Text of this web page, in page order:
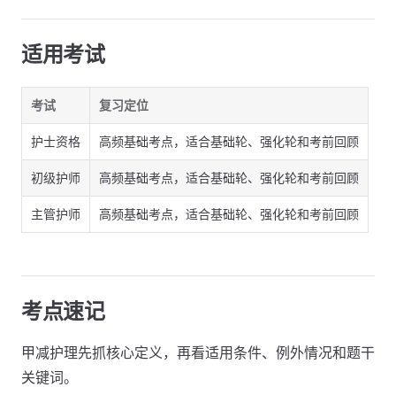
适用考试
考试 复习定位
护士资格 高频基础考点，适合基础轮、强化轮和考前回顾
初级护师 高频基础考点，适合基础轮、强化轮和考前回顾
主管护师 高频基础考点，适合基础轮、强化轮和考前回顾
考点速记
甲减护理先抓核心定义，再看适用条件、例外情况和题干
关键词。